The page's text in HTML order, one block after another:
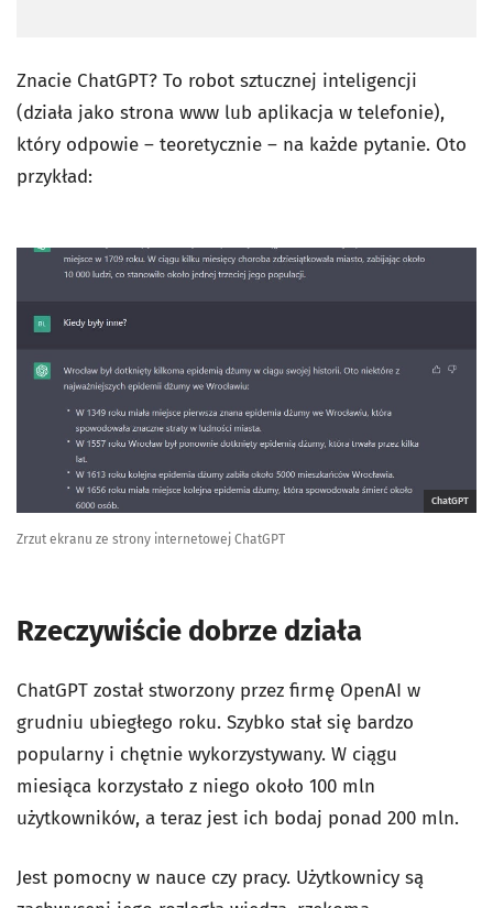
Znacie ChatGPT? To robot sztucznej inteligencji
(działa jako strona www lub aplikacja w telefonie),
który odpowie – teoretycznie – na każde pytanie. Oto
przykład:
ChatGPT
Zrzut ekranu ze strony internetowej ChatGPT
Rzeczywiście dobrze działa
ChatGPT został stworzony przez firmę OpenAI w
grudniu ubiegłego roku. Szybko stał się bardzo
popularny i chętnie wykorzystywany. W ciągu
miesiąca korzystało z niego około 100 mln
użytkowników, a teraz jest ich bodaj ponad 200 mln.
Jest pomocny w nauce czy pracy. Użytkownicy są